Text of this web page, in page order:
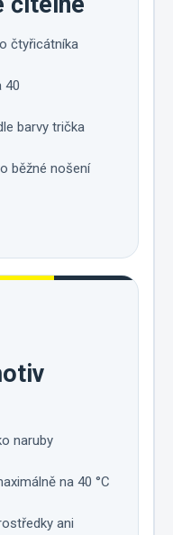
čtyřicátníka
40
barvy trička
běžné nošení
naruby
na 40 °C
ani